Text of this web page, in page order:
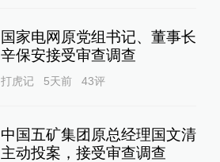
国家电网原党组书记、董事长
辛保安接受审查调查
打虎记 5天前 43评
中国五矿集团原总经理国文清
主动投案，接受审查调查